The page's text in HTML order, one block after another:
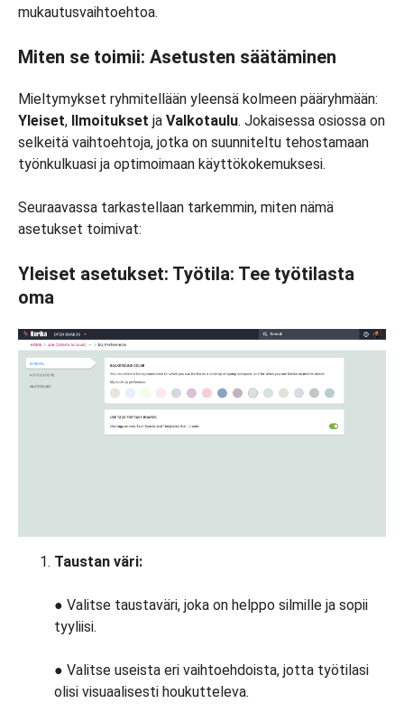
mukautusvaihtoehtoa.
Miten se toimii: Asetusten säätäminen
Mieltymykset ryhmitellään yleensä kolmeen pääryhmään:
Yleiset, Ilmoitukset ja Valkotaulu. Jokaisessa osiossa on
selkeitä vaihtoehtoja, jotka on suunniteltu tehostamaan
työnkulkuasi ja optimoimaan käyttökokemuksesi.
Seuraavassa tarkastellaan tarkemmin, miten nämä
asetukset toimivat:
Yleiset asetukset: Työtila: Tee työtilasta
oma
Taustan väri:
● Valitse taustaväri, joka on helppo silmille ja sopii
tyyliisi.
● Valitse useista eri vaihtoehdoista, jotta työtilasi
olisi visuaalisesti houkutteleva.